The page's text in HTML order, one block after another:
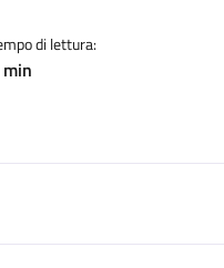
di lettura: